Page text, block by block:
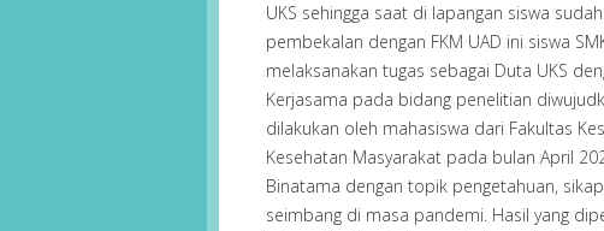
UKS sehingga saat di lapangan siswa
pembekalan dengan FKM UAD ini siswa
melaksanakan tugas sebagai Duta UKS
Kerjasama pada bidang penelitian
dilakukan oleh mahasiswa dari Fakultas
Kesehatan Masyarakat pada bulan April
Binatama dengan topik pengetahuan,
seimbang di masa pandemi. Hasil yang